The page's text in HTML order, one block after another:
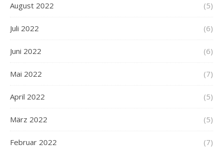
August 2022 (5)
Juli 2022 (6)
Juni 2022 (6)
Mai 2022 (7)
April 2022 (5)
März 2022 (5)
Februar 2022 (7)